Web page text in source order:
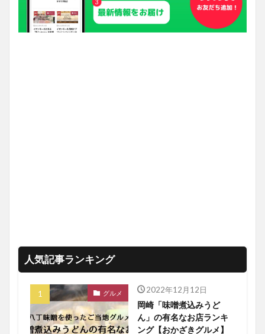
人気記事ランキング
グルメ 2022年12月12日
岡崎「味噌煮込みうど
ん」の有名なお店ランキ
ング【おかざきグルメ】